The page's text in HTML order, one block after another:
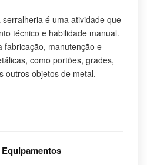
é uma atividade que
técnico e habilidade manual.
fabricação, manutenção e
como portões, grades,
outros objetos de metal.
Equipamentos